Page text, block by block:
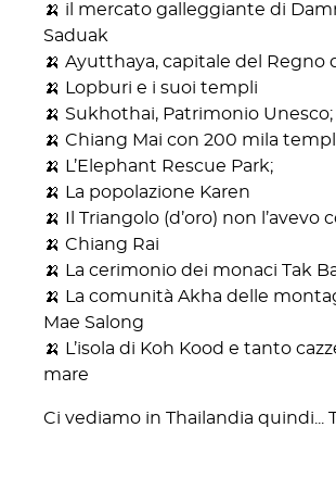
🍌 il mercato galleggiante di
Saduak
🍌 Ayutthaya, capitale del Regno
🍌 Lopburi e i suoi templi
🍌 Sukhothai, Patrimonio Unesco;
🍌 Chiang Mai con 200 mila
🍌 L’Elephant Rescue Park;
🍌 La popolazione Karen
🍌 Il Triangolo (d’oro) non l’avevo
🍌 Chiang Rai
🍌 La cerimonio dei monaci Tak
🍌 La comunità Akha delle
Mae Salong
🍌 L’isola di Koh Kood e tanto
mare
Ci vediamo in Thailandia quindi...